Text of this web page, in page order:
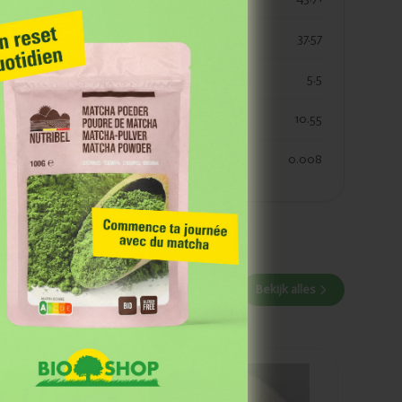
koolhydraaten suiker 37.57
vezels 5.5
eiwitten 10.55
zout 0.008
Bekijk alles
Ajouté
Marma Farine
à notre
événements et